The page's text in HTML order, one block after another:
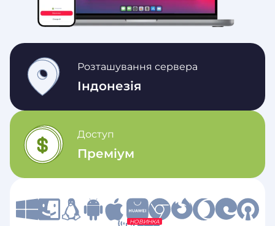
Розташування сервера
Індонезія
Доступ
Преміум
НОВИНКА